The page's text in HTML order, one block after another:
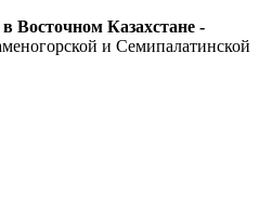
Восточном Казахстане -
и Семипалатинской